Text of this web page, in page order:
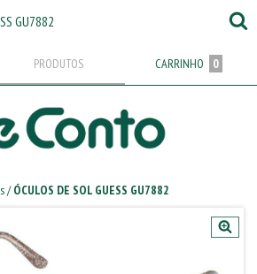
GU7882
PRODUTOS CARRINHO 0
/ ÓCULOS DE SOL GUESS GU7882